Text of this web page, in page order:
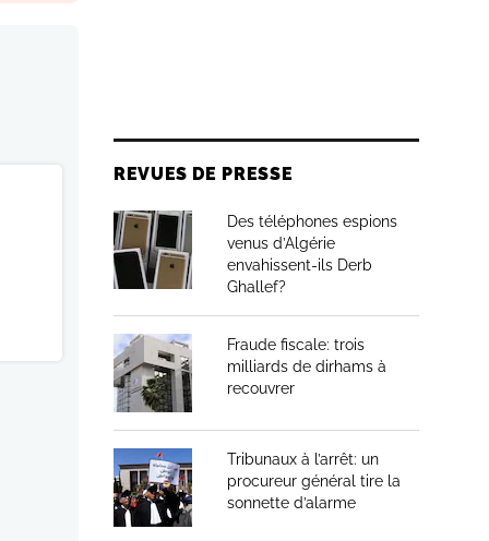
REVUES DE PRESSE
Des téléphones espions
venus d’Algérie
envahissent-ils Derb
Ghallef?
Fraude fiscale: trois
milliards de dirhams à
recouvrer
Tribunaux à l’arrêt: un
procureur général tire la
sonnette d’alarme